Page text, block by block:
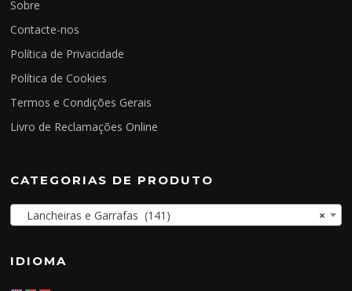
Sobre
Contacte-nos
Política de Privacidade
Política de Cookies
Termos e Condições Gerais
Livro de Reclamações Online
CATEGORIAS DE PRODUTO
×
Lancheiras e Garrafas (141)
IDIOMA